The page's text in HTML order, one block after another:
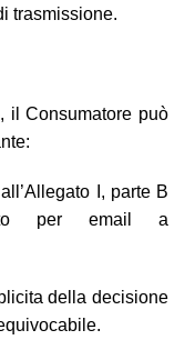
trasmissione.
il Consumatore può
I, parte B
per email a
della decisione